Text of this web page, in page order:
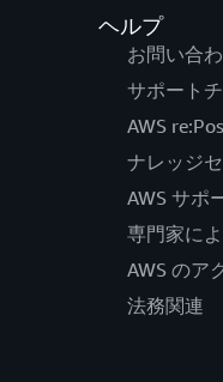
ヘルプ
お問い合
サポート
AWS
ナレッジ
AWS サポ
専門家に
AWS のア
法務関連